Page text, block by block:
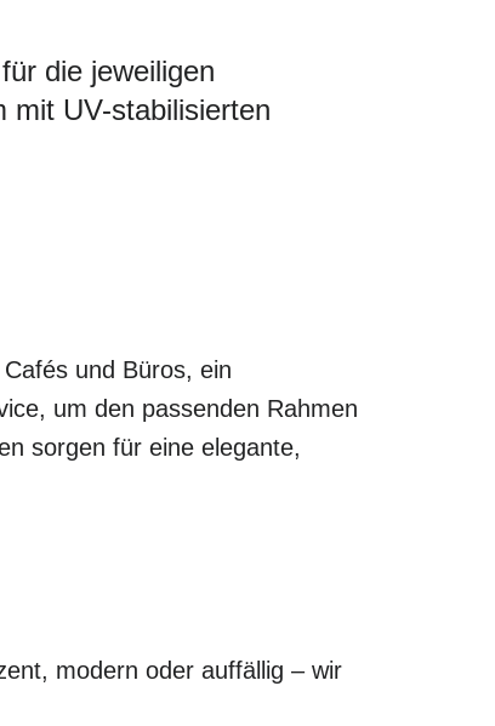
die jeweiligen
mit UV-stabilisierten
und Büros, ein
um den passenden Rahmen
sorgen für eine elegante,
modern oder auffällig – wir